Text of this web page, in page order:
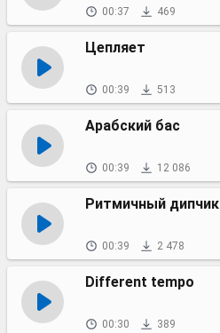
00:37 469
Цепляет
00:39 513
Арабский бас
00:39 12 086
Ритмичный дипчик
00:39 2 478
Different tempo
00:30 389